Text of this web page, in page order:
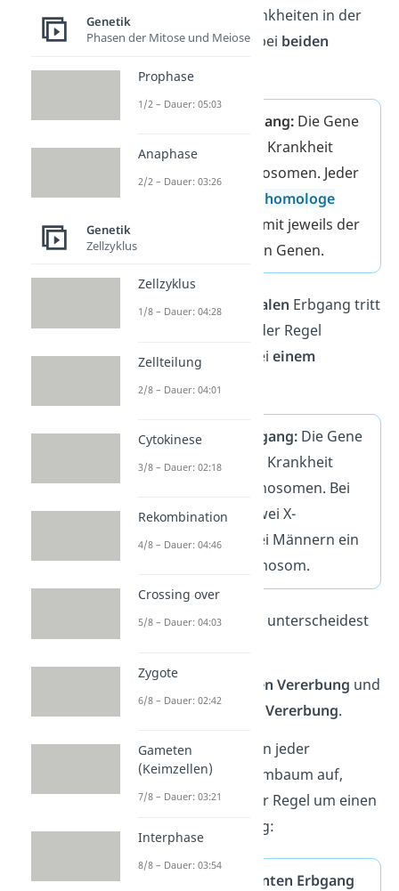
kommen die Erbkrankheiten in der
Regel gleich häufig bei beiden
Geschlechtern
Autosomaler Erbgang: Die Gene
der Merkmale/der Krankheit
liegen auf den Autosomen. Jeder
homologe
mit jeweils der
gleichen Abfolge an Genen.
Bei einem gonosomalen Erbgang tritt
die Erbkrankheit in der Regel
besonders häufig beieinem
Geschlechtauf.
Gonosomaler Erbgang: Die Gene
der Merkmale/der Krankheit
liegen auf den Gonosomen. Bei
Frauen sind das zwei X-
Chromosomen; Bei Männern ein
X- und ein Y-Chromosom.
Schritt 2: Außerdem unterscheidest
einer
dominanten Vererbung und
einerrezessiven Vererbung.
Tritt eine Krankheit in jeder
Generation im Stammbaum auf,
handelt es sich in der Regel um einen
dominanten Erbgang:
dominanten Erbgang
Genetik
Phasen der Mitose und Meiose
Prophase
1/2 – Dauer: 05:03
Anaphase
2/2 – Dauer: 03:26
Genetik
Zellzyklus
Zellzyklus
1/8 – Dauer: 04:28
Zellteilung
2/8 – Dauer: 04:01
Cytokinese
3/8 – Dauer: 02:18
Rekombination
4/8 – Dauer: 04:46
Crossing over
5/8 – Dauer: 04:03
Zygote
6/8 – Dauer: 02:42
Gameten
(Keimzellen)
7/8 – Dauer: 03:21
Interphase
8/8 – Dauer: 03:54